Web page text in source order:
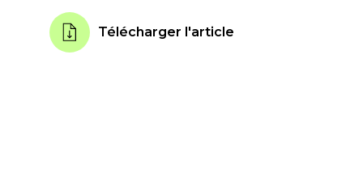
Télécharger l'article